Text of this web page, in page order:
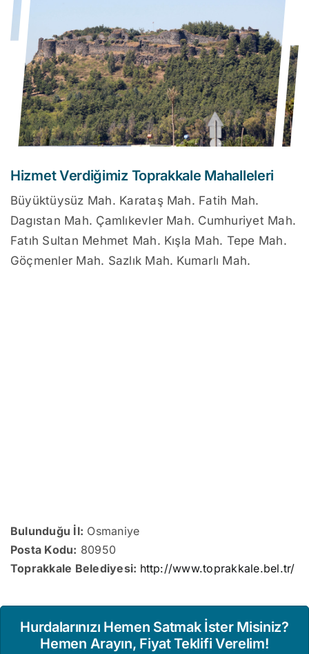
Hizmet Verdiğimiz Toprakkale Mahalleleri
Büyüktüysüz Mah. Karataş Mah. Fatih Mah.
Dagıstan Mah. Çamlıkevler Mah. Cumhuriyet Mah.
Fatıh Sultan Mehmet Mah. Kışla Mah. Tepe Mah.
Göçmenler Mah. Sazlık Mah. Kumarlı Mah.
Bulunduğu İl: Osmaniye
Posta Kodu: 80950
Toprakkale Belediyesi: http://www.toprakkale.bel.tr/
Hurdalarınızı Hemen Satmak İster Misiniz?
Hemen Arayın, Fiyat Teklifi Verelim!